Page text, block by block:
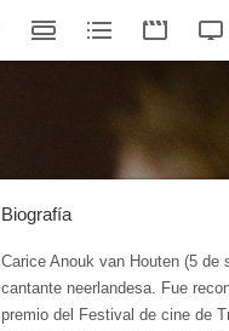
Biografía
Carice Anouk van Houten (5
cantante neerlandesa. Fue
premio del Festival de cine de